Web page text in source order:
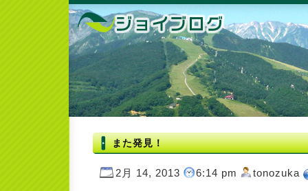
また発見！
2月 14, 2013 6:14 pm tonozuka